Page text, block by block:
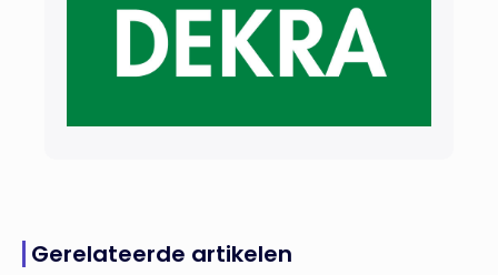
Gerelateerde artikelen